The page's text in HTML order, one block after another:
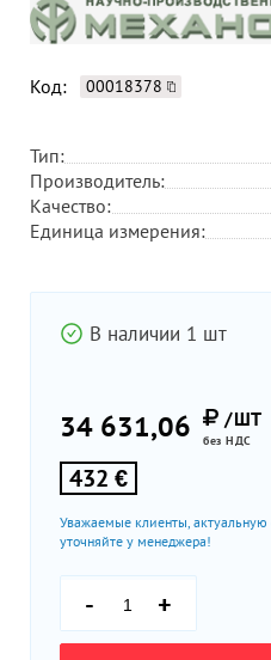
Код: 00018378
Тип:
Производитель:
Качество:
Единица измерения:
В наличии 1 шт
34 631,06 /ШТ
без НДС
432 €
Уважаемые клиенты, актуальную
уточняйте у менеджера!
- +